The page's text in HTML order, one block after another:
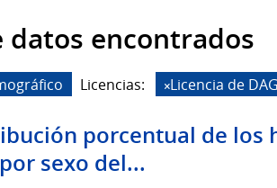
datos encontrados
Licencias: Licencia de
porcentual de los
sexo del...